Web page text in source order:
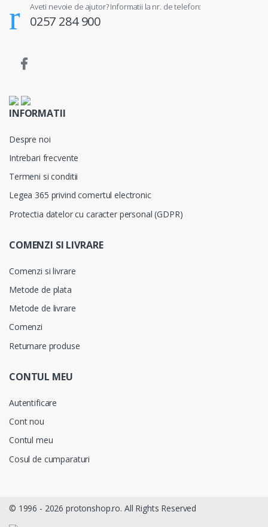
Aveti nevoie de ajutor? Informatii la nr. de telefon:
0257 284 900
INFORMATII
Despre noi
Intrebari frecvente
Termeni si conditii
Legea 365 privind comertul electronic
Protectia datelor cu caracter personal (GDPR)
COMENZI SI LIVRARE
Comenzi si livrare
Metode de plata
Metode de livrare
Comenzi
Returnare produse
CONTUL MEU
Autentificare
Cont nou
Contul meu
Cosul de cumparaturi
© 1996 - 2026 protonshop.ro. All Rights Reserved